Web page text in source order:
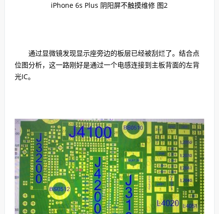
iPhone 6s Plus 阴阳屏不触摸维修 图2
通过显微镜发现显示座旁边的板层已经被刮烂了。结合点
位图分析，这一路刚好是通过一个电感连接到主板背面的左背
光IC。